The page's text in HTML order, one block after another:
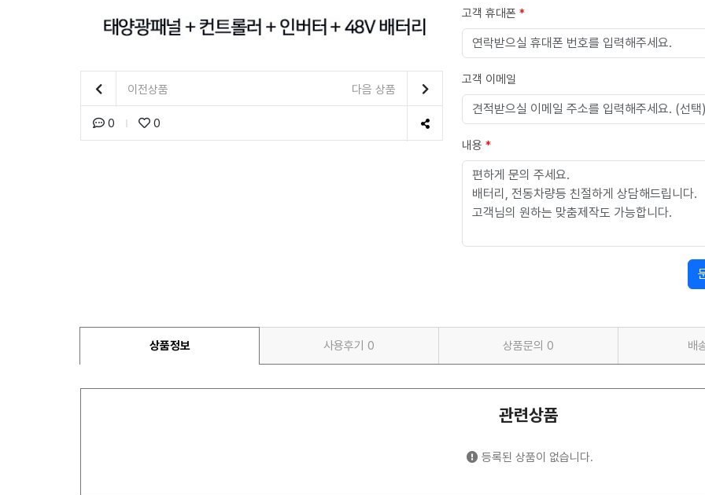
이전상품 다음 상품
0 0
고객 휴대폰 *
고객 이메일
내용 *
상품정보 사용후기 0 상품문의 0 배
관련상품
등록된 상품이 없습니다.